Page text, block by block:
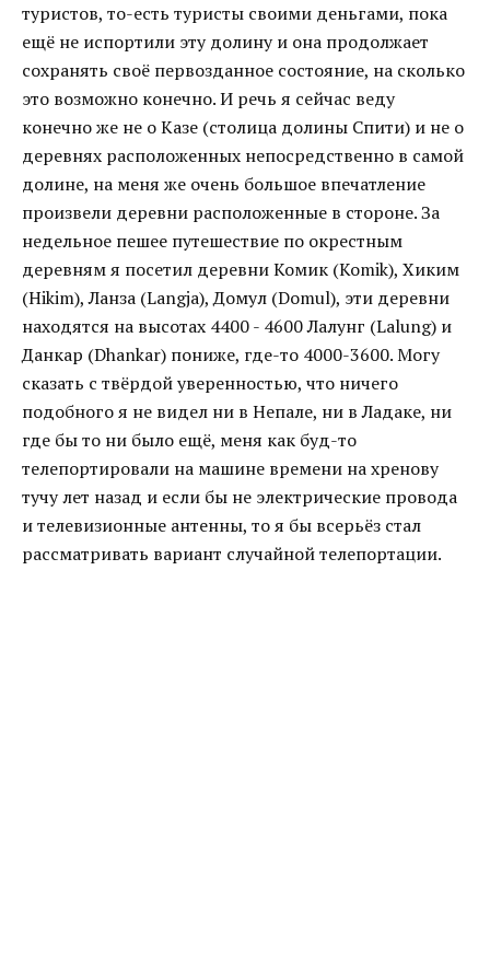
туристов, то-есть туристы своими деньгами, пока
ещё не испортили эту долину и она продолжает
сохранять своё первозданное состояние, на сколько
это возможно конечно. И речь я сейчас веду
конечно же не о Казе (столица долины Спити) и не о
деревнях расположенных непосредственно в самой
долине, на меня же очень большое впечатление
произвели деревни расположенные в стороне. За
недельное пешее путешествие по окрестным
деревням я посетил деревни Комик (Komik), Хиким
(Hikim), Ланза (Langja), Домул (Domul), эти деревни
находятся на высотах 4400 - 4600 Лалунг (Lalung) и
Данкар (Dhankar) пониже, где-то 4000-3600. Могу
сказать с твёрдой уверенностью, что ничего
подобного я не видел ни в Непале, ни в Ладаке, ни
где бы то ни было ещё, меня как буд-то
телепортировали на машине времени на хренову
тучу лет назад и если бы не электрические провода
и телевизионные антенны, то я бы всерьёз стал
рассматривать вариант случайной телепортации.